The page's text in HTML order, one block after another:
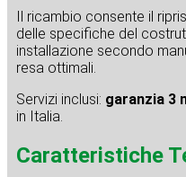
Il ricambio consente il
delle specifiche del
installazione secondo
resa ottimali.
Servizi inclusi: garanzia 3
in Italia.
Caratteristiche